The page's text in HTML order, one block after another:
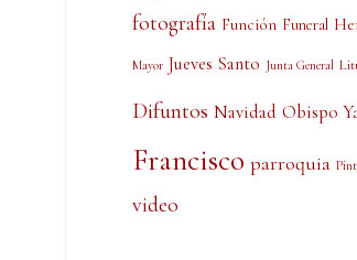
fotografía Función Funeral
Mayor Jueves Santo Junta General
Difuntos Navidad Obispo
Francisco parroquia
video